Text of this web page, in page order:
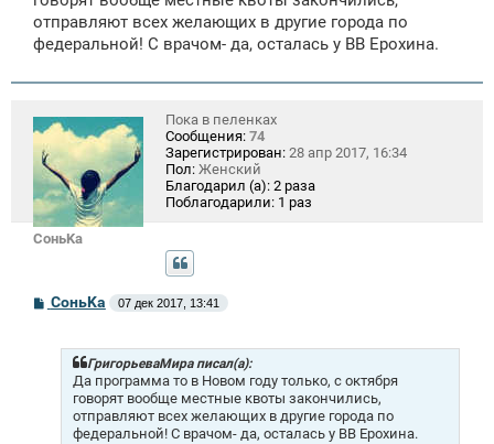
отправляют всех желающих в другие города по
федеральной! С врачом- да, осталась у ВВ Ерохина.
СоньKa
Пока в пеленках
Сообщения: 74
Зарегистрирован: 28 апр 2017, 16:34
Пол: Женский
Благодарил (а): 2 раза
Поблагодарили: 1 раз
ССоньKa 07 дек 2017, 13:41
ГригорьеваМира писал(а):
Да программа то в Новом году только, с октября
говорят вообще местные квоты закончились,
отправляют всех желающих в другие города по
федеральной! С врачом- да, осталась у ВВ Ерохина.